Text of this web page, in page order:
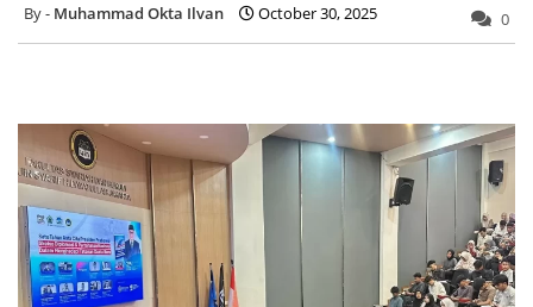
Muhammad Okta Ilvan October 30, 2025 0